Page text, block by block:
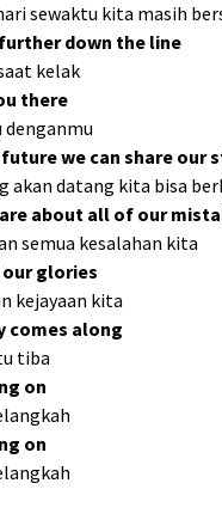
sewaktu kita masih
down the line
kelak
there
denganmu
we can share our
akan datang kita bisa
about all of our
semua kesalahan kita
glories
kejayaan kita
comes along
tiba
on
on